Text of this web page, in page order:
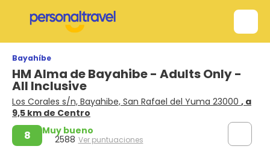
Bayahíbe
HM Alma de Bayahibe - Adults Only -
All Inclusive
Los Corales s/n, Bayahibe, San Rafael del Yuma 23000 , a
9,5 km de Centro
8 Muy bueno
2588 Ver puntuaciones